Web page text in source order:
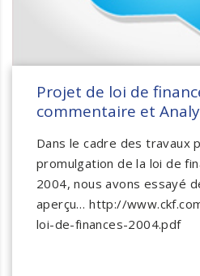
Projet de loi de
commentaire et
Dans le cadre des travaux
promulgation de la loi de
2004, nous avons essayé
aperçu… http://
loi-de-finances-2004.pdf